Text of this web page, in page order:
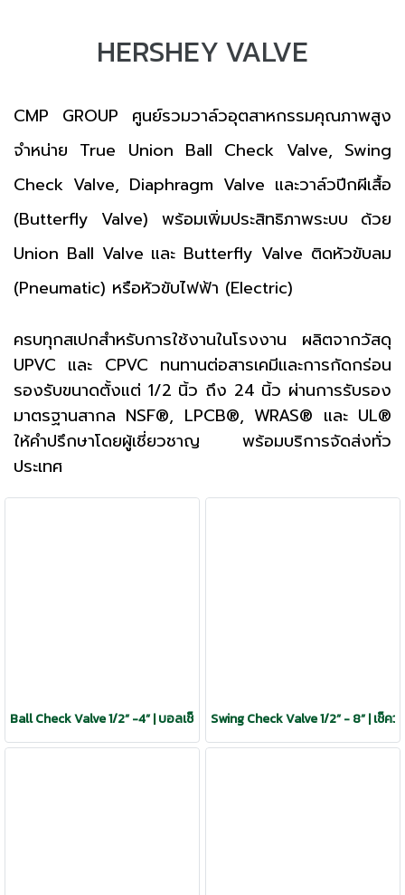
HERSHEY VALVE
CMP GROUP ศูนย์รวมวาล์วอุตสาหกรรมคุณภาพสูง
จำหน่าย True Union Ball Check Valve, Swing
Check Valve, Diaphragm Valve และวาล์วปีกผีเสื้อ
(Butterfly Valve) พร้อมเพิ่มประสิทธิภาพระบบ ด้วย
Union Ball Valve และ Butterfly Valve ติดหัวขับลม
(Pneumatic) หรือหัวขับไฟฟ้า (Electric)
ครบทุกสเปกสำหรับการใช้งานในโรงงาน ผลิตจากวัสดุ
UPVC และ CPVC ทนทานต่อสารเคมีและการกัดกร่อน
รองรับขนาดตั้งแต่ 1/2 นิ้ว ถึง 24 นิ้ว ผ่านการรับรอง
มาตรฐานสากล NSF®, LPCB®, WRAS® และ UL®
ให้คำปรึกษาโดยผู้เชี่ยวชาญ พร้อมบริการจัดส่งทั่ว
ประเทศ
Ball Check Valve 1/2” -4” | บอลเช็ควาล์วSwing Check Valve 1/2” - 8” | เช็ค